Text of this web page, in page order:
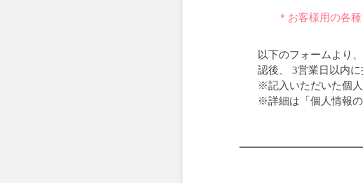
＊お客様用の各
以下のフォームより
認後、 3営業日以内
※記入いただいた個
※詳細は「個人情報の